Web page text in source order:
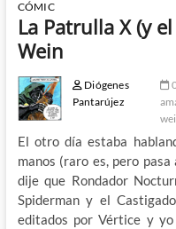
CÓMIC
La Patrulla X (y
Wein
Diógenes
Pantarújez
El otro día estaba
manos (raro es, pero
dije que Rondador
Spiderman y el
editados por Vértice y